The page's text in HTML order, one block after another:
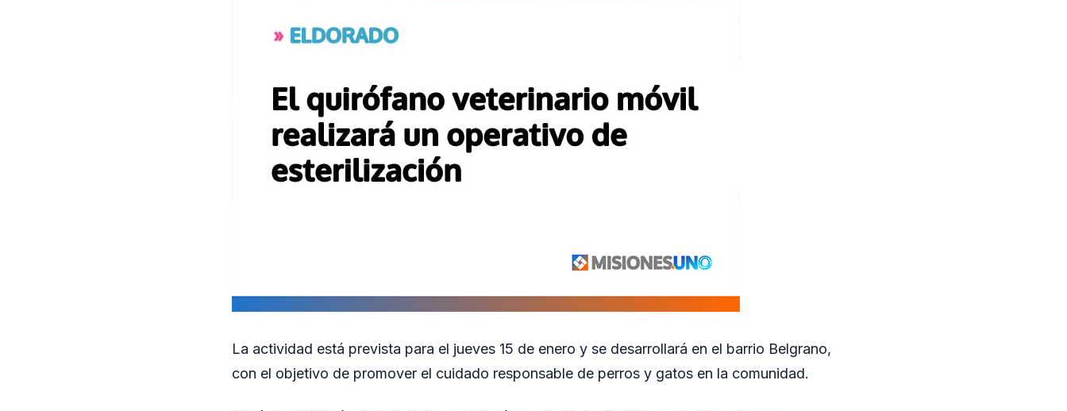
La actividad está prevista para el jueves 15 de enero y se desarrollará en el barrio Belgrano,
con el objetivo de promover el cuidado responsable de perros y gatos en la comunidad.